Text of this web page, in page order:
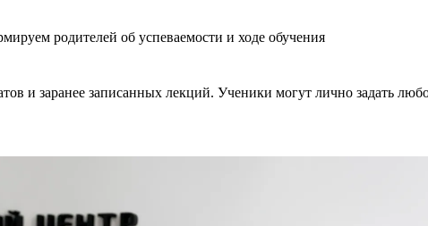
родителей об успеваемости и ходе обучения
и заранее записанных лекций. Ученики могут лично задать